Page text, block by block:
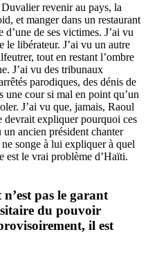
revenir au pays, la
et manger dans un restaurant
de ses victimes. J’ai vu
le libérateur. J’ai vu un autre
tout en restant l’ombre
J’ai vu des tribunaux
parodiques, des dénis de
une cour si mal en point qu’un
J’ai vu que, jamais, Raoul
devrait expliquer pourquoi ces
un ancien président chanter
songe à lui expliquer à quel
est le vrai problème d’Haïti.
pas le garant
du pouvoir
il est